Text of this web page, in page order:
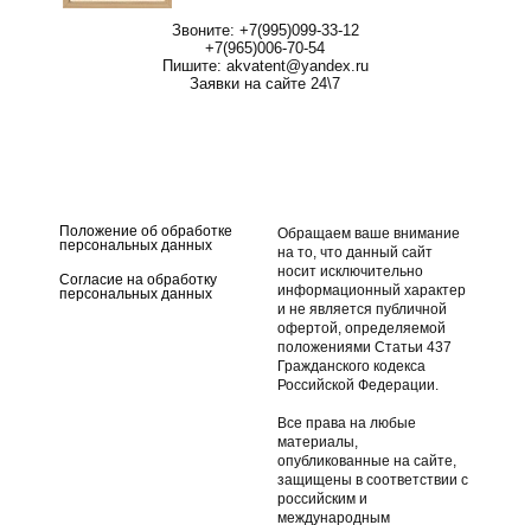
Звоните: +7(995)099-33-12
+7(965)006-70-54
Пишите: akvatent@yandex.ru
Заявки на сайте 24\7
Положение об обработке
персональных данных
Согласие на обработку
персональных данных
Обращаем ваше внимание
на то, что данный сайт
носит исключительно
информационный характер
и не является публичной
офертой, определяемой
положениями Статьи 437
Гражданского кодекса
Российской Федерации.
Все права на любые
материалы,
опубликованные на сайте,
защищены в соответствии с
российским и
международным